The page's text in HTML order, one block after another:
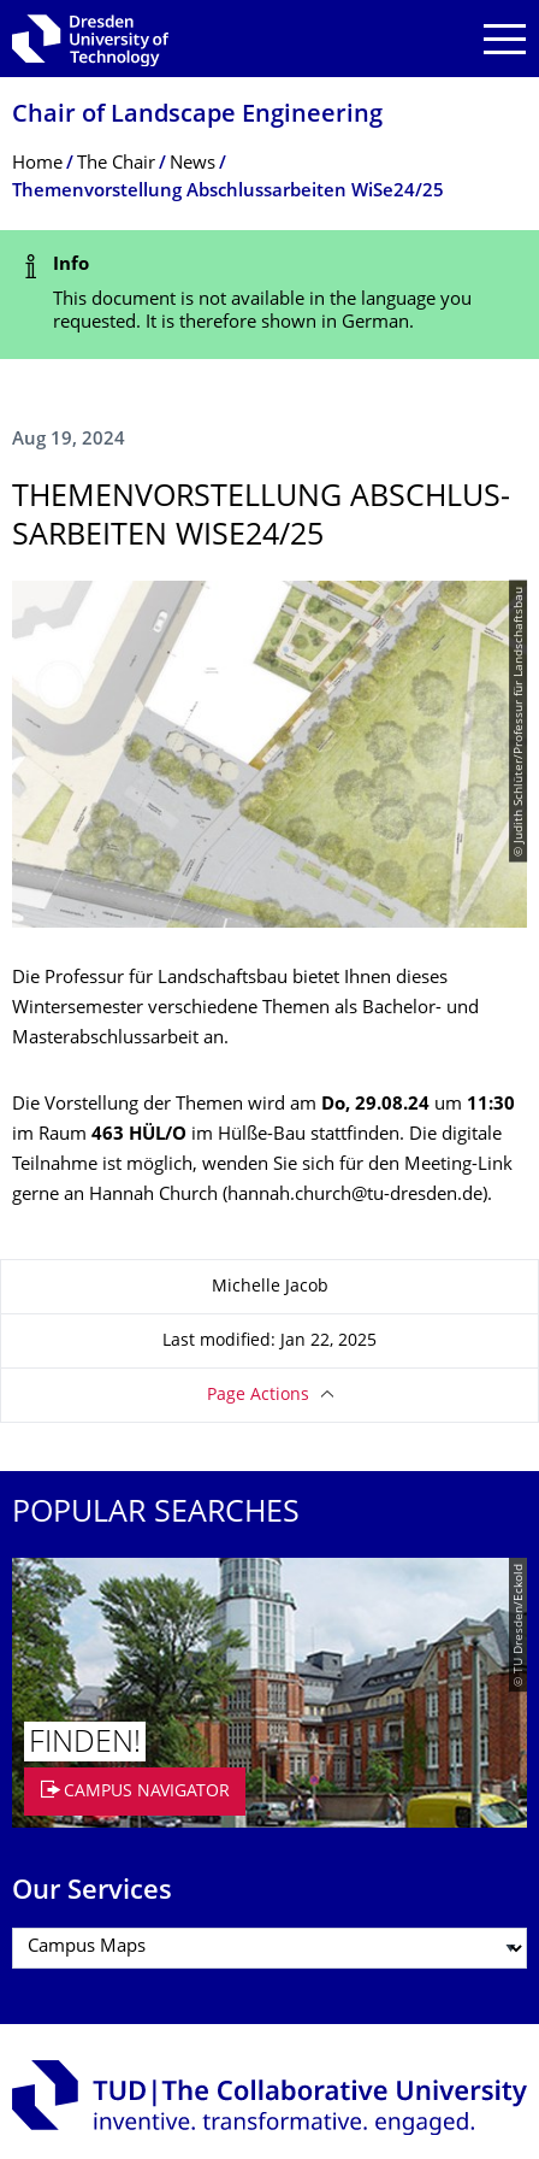
Skip to main navigation
Skip to search
Skip to content
Chair of Landscape Engineering
Breadcrumb Menu
Home The Chair
News
Themenvorstellung Abschlussarbeiten WiSe24/25
Status Message
Info
This document is not available in the language you
requested. It is therefore shown in German.
Aug 19, 2024
THEMENVORSTEL­LUNG ABSCHLUS­
SARBEITEN WISE24/25
© Judith Schlüter/Professur für Landschaftsbau
Die Professur für Landschaftsbau bietet Ihnen dieses
Wintersemester verschiedene Themen als Bachelor- und
Masterabschlussarbeit an.
Die Vorstellung der Themen wird am Do, 29.08.24 um 11:30
im Raum 463 HÜL/O im Hülße-Bau stattfinden. Die digitale
Teilnahme ist möglich, wenden Sie sich für den Meeting-Link
gerne an Hannah Church (hannah.church@tu-dresden.de).
Michelle Jacob
Last modified: Jan 22, 2025
Page Actions
POPULAR SEARCHES
© TU Dresden/Eckold
FINDEN!
CAMPUS NAVIGATOR
Our Services